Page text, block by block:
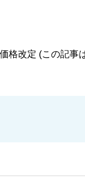
格改定 (この記事